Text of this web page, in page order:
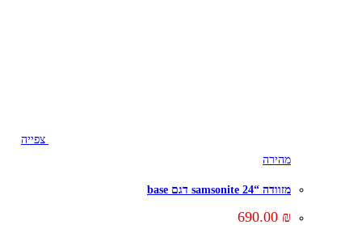
צפייה
מהירה
מזוודה “24 samsonite דגם base
690.00 ₪